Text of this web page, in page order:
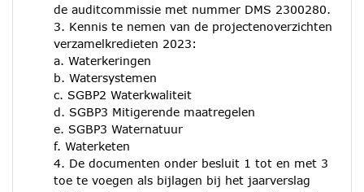
de auditcommissie met nummer DMS 2300280.
3. Kennis te nemen van de projectenoverzichten
verzamelkredieten 2023:
a. Waterkeringen
b. Watersystemen
c. SGBP2 Waterkwaliteit
d. SGBP3 Mitigerende maatregelen
e. SGBP3 Waternatuur
f. Waterketen
4. De documenten onder besluit 1 tot en met 3
toe te voegen als bijlagen bij het jaarverslag